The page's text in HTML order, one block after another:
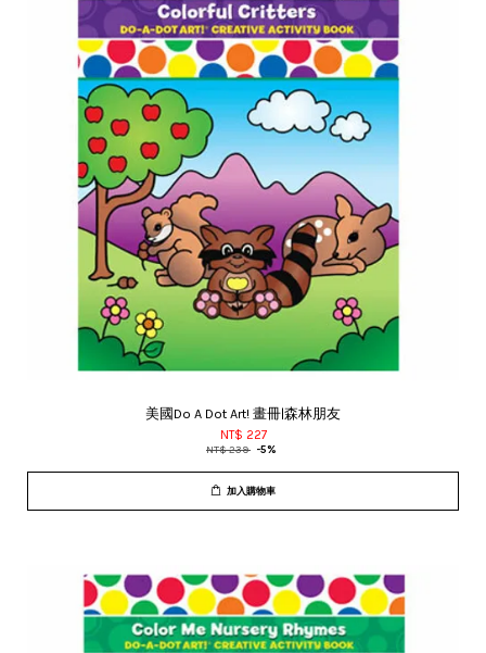
美國Do A Dot Art! 畫冊|森林朋友
NT$ 227
NT$ 239 -5%
加入購物車